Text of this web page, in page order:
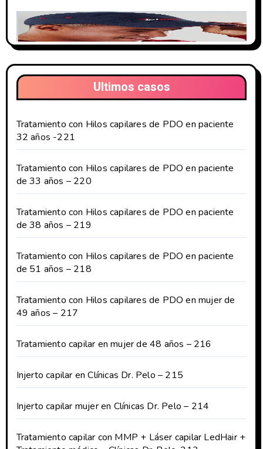
Ultimos casos
Tratamiento con Hilos capilares de PDO en paciente
32 años -221
Tratamiento con Hilos capilares de PDO en paciente
de 33 años – 220
Tratamiento con Hilos capilares de PDO en paciente
de 38 años – 219
Tratamiento con Hilos capilares de PDO en paciente
de 51 años – 218
Tratamiento con Hilos capilares de PDO en mujer de
49 años – 217
Tratamiento capilar en mujer de 48 años – 216
Injerto capilar en Clínicas Dr. Pelo – 215
Injerto capilar mujer en Clínicas Dr. Pelo – 214
Tratamiento capilar con MMP + Láser capilar LedHair +